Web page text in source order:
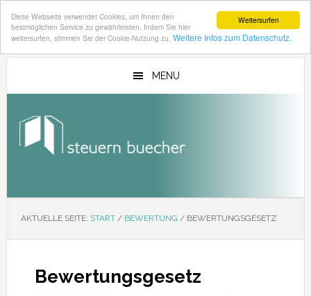
Weitersurfen
Diese Webseite verwendet Cookies, um Ihnen den
bestmöglichen Service zu gewährleisten. Indem Sie hier
weitersurfen, stimmen Sie der Cookie-Nutzung zu. Weitere Infos zum Datenschutz.
Zum
Zur
MENU
AKTUELLE SEITE: START / BEWERTUNG /BEWERTUNGSGESETZ
Bewertungsgesetz